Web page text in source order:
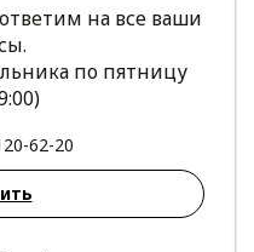
на все ваши
по пятницу
62-20